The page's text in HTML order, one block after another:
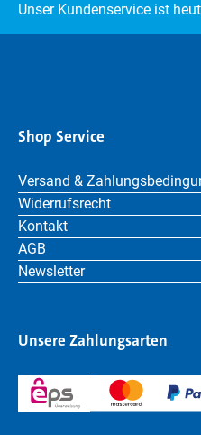
Unser Kundenservice ist
Shop Service
Versand &
Widerrufsrecht
Kontakt
AGB
Newsletter
Unsere Zahlungsarten